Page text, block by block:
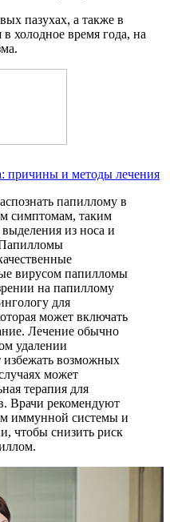
пазухах, а также в
холодное время года, на
причины и методы лечения
папиллому в
симптомам, таким
из носа и
вирусом папилломы
на папиллому
для
может включать
Лечение обычно
удалении
избежать возможных
может
терапия для
Врачи рекомендуют
иммунной системы и
чтобы снизить риск